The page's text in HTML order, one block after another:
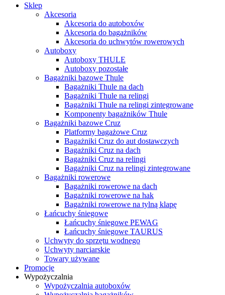
Sklep
Akcesoria
Akcesoria do autoboxów
Akcesoria do bagażników
Akcesoria do uchwytów rowerowych
Autoboxy
Autoboxy THULE
Autoboxy pozostałe
Bagażniki bazowe Thule
Bagażniki Thule na dach
Bagażniki Thule na relingi
Bagażniki Thule na relingi zintegrowane
Komponenty bagażników Thule
Bagażniki bazowe Cruz
Platformy bagażowe Cruz
Bagażniki Cruz do aut dostawczych
Bagażniki Cruz na dach
Bagażniki Cruz na relingi
Bagażniki Cruz na relingi zintegrowane
Bagażniki rowerowe
Bagażniki rowerowe na dach
Bagażniki rowerowe na hak
Bagażniki rowerowe na tylną klapę
Łańcuchy śniegowe
Łańcuchy śniegowe PEWAG
Łańcuchy śniegowe TAURUS
Uchwyty do sprzętu wodnego
Uchwyty narciarskie
Towary używane
Promocje
Wypożyczalnia
Wypożyczalnia autoboxów